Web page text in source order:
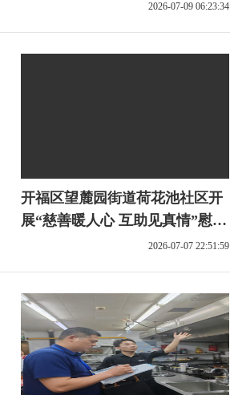
2026-07-09 06:23:34
开福区望麓园街道荷花池社区开
展“慈善暖人心 互助见真情”慰问
2026-07-07 22:51:59